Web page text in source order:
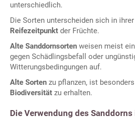
unterschiedlich.
Die Sorten unterscheiden sich in ihrer
Reifezeitpunkt der Früchte.
Alte Sanddornsorten weisen meist
gegen Schädlingsbefall oder
Witterungsbedingungen auf.
Alte Sorten zu pflanzen, ist
Biodiversität zu erhalten.
Die Verwendung des